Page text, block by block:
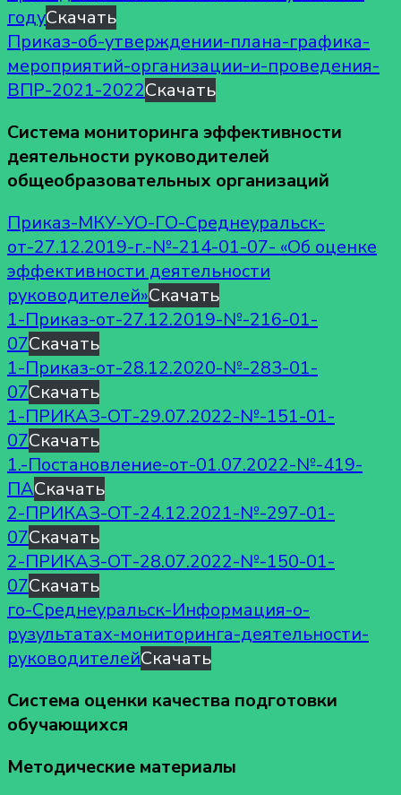
годуСкачать
Приказ-об-утверждении-плана-графика-
мероприятий-организации-и-проведения-
ВПР-2021-2022Скачать
Система мониторинга эффективности
деятельности руководителей
общеобразовательных организаций
Приказ-МКУ-УО-ГО-Среднеуральск-
от-27.12.2019-г.-№-214-01-07- «Об оценке
эффективности деятельности
руководителей»Скачать
1-Приказ-от-27.12.2019-№-216-01-
07Скачать
1-Приказ-от-28.12.2020-№-283-01-
07Скачать
1-ПРИКАЗ-ОТ-29.07.2022-№-151-01-
07Скачать
1.-Постановление-от-01.07.2022-№-419-
ПАСкачать
2-ПРИКАЗ-ОТ-24.12.2021-№-297-01-
07Скачать
2-ПРИКАЗ-ОТ-28.07.2022-№-150-01-
07Скачать
го-Среднеуральск-Информация-о-
рузультатах-мониторинга-деятельности-
руководителейСкачать
Система оценки качества подготовки
обучающихся
Методические материалы